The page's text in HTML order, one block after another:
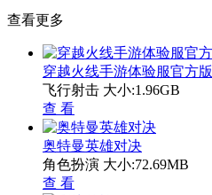
查看更多
穿越火线手游体验服官方版
飞行射击 大小:1.96GB
查 看
奥特曼英雄对决
角色扮演 大小:72.69MB
查 看